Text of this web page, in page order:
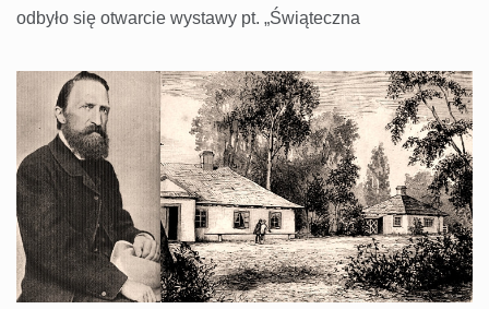
odbyło się otwarcie wystawy pt. „Świąteczna